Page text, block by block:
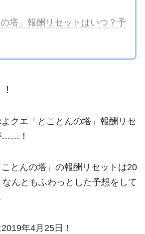
の塔」報酬リセットはいつ？予
クエ「とことんの塔」報酬リセ
……！
とんの塔」の報酬リセットは20
んともふわっとした予想をして
年4月25日！